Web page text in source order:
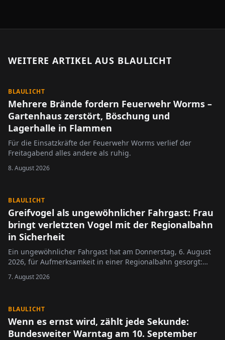
WEITERE ARTIKEL AUS BLAULICHT
BLAULICHT
Mehrere Brände fordern Feuerwehr Worms –
Gartenhaus zerstört, Böschung und
Lagerhalle in Flammen
Für die Einsatzkräfte der Feuerwehr Worms verlief der
Freitagabend alles andere als ruhig.
8. August 2026
BLAULICHT
Greifvogel als ungewöhnlicher Fahrgast: Frau
bringt verletzten Vogel mit der Regionalbahn
in Sicherheit
Ein ungewöhnlicher Fahrgast hat am Donnerstag, 6. August
2026, für Aufmerksamkeit in einer Regionalbahn gesorgt:
sie das Tier am Vormittag mutmaßlich flugunfähig auf einem
7. August 2026
BLAULICHT
Wenn es ernst wird, zählt jede Sekunde:
Bundesweiter Warntag am 10. September